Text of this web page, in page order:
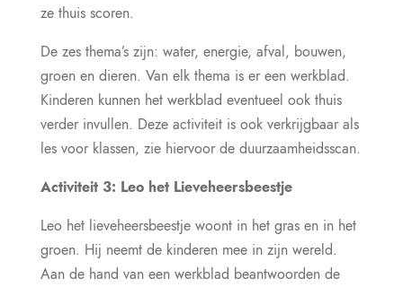
ze thuis scoren.
De zes thema’s zijn: water, energie, afval, bouwen,
groen en dieren. Van elk thema is er een werkblad.
Kinderen kunnen het werkblad eventueel ook thuis
verder invullen. Deze activiteit is ook verkrijgbaar als
les voor klassen, zie hiervoor de duurzaamheidsscan.
Activiteit 3: Leo het Lieveheersbeestje
Leo het lieveheersbeestje woont in het gras en in het
groen. Hij neemt de kinderen mee in zijn wereld.
Aan de hand van een werkblad beantwoorden de